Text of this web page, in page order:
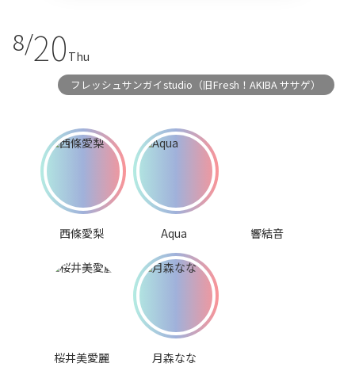
8/20 Thu
フレッシュサンガイstudio（旧Fresh！AKIBA ササゲ）
西條愛梨 Aqua 響結音
桜井美愛麗 月森なな